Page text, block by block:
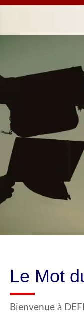
Le Mot
Bienvenue à